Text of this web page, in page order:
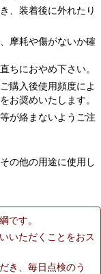
、装着後に外れたり
摩耗や傷がないか確
ちにおやめ下さい。
購入後使用頻度によ
お奨めいたします。
が絡まないようご注
の他の用途に使用し
です。
いただくことをおス
き、毎日点検のう